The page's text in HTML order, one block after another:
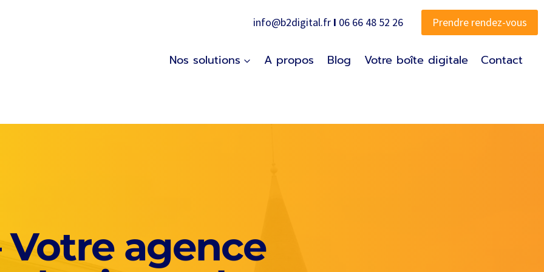
info@b2digital.fr I 06 66 48 52 26 Prendre rendez-vous
Nos solutions A propos Blog Votre boîte digitale Contact
Votre agence